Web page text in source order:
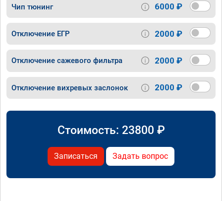
Чип тюнинг 6000 ₽
Отключение ЕГР 2000 ₽
Отключение сажевого фильтра 2000 ₽
Отключение вихревых заслонок 2000 ₽
Стоимость: 23800 ₽
Записаться Задать вопрос